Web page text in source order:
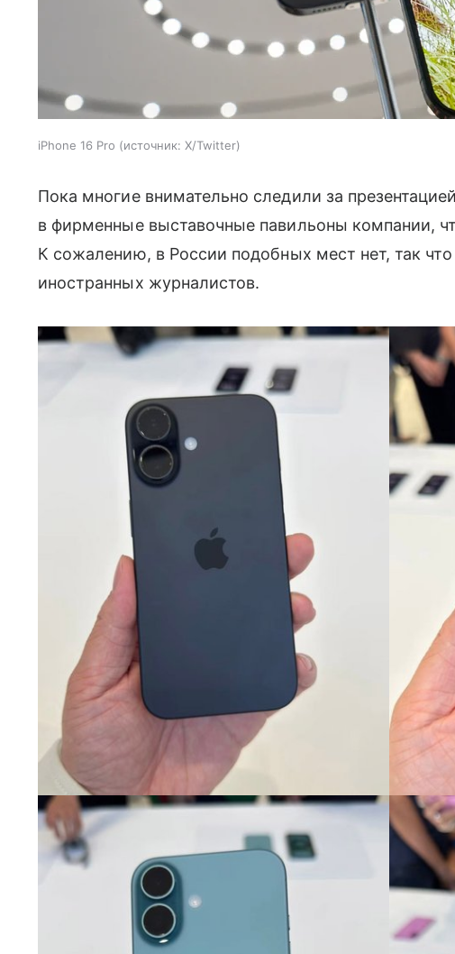
iPhone 16 Pro источник: X/Twitter
Пока многие внимательно следили за
в фирменные выставочные павильоны компании,
К сожалению, в России подобных мест нет, так
иностранных журналистов.